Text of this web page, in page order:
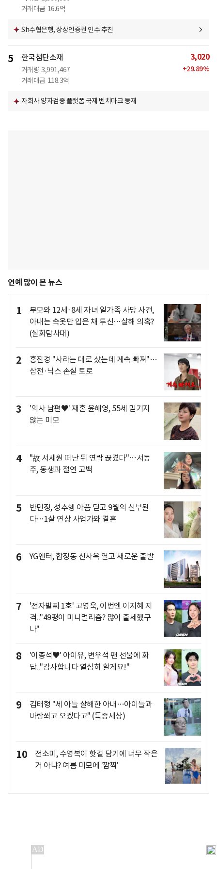
거래대금 16.6억
Sh수협은행, 상상인증권 인수 추진
5 한국첨단소재
거래량 3,991,467
거래대금 118.3억
3,020
+29.89%
자회사 양자검증 플랫폼 국제 벤치마크 등재
연예 많이 본 뉴스
1
부모와 12세·8세 자녀 일가족 사망 사건,
아내는 속옷만 입은 채 투신…살해 의혹?
(실화탐사대)
2
홍진경 "사라는 대로 샀는데 계속 빠져"…
삼전·닉스 손실 토로
3
'의사 남편♥' 재혼 윤해영, 55세 믿기지
않는 미모
4
"故 서세원 떠난 뒤 연락 끊겼다"…서동
주, 동생과 절연 고백
5
반민정, 성추행 아픔 딛고 9월의 신부된
다…1살 연상 사업가와 결혼
6 YG엔터, 합정동 신사옥 열고 새로운 출발
7
'전자발찌 1호' 고영욱, 이번엔 이지혜 저
격.."49평이 미니멀리즘? 많이 출세했구
나"
8
'이종석♥' 아이유, 변우석 팬 선물에 화
답.."감사합니다 열심히 할게요!"
9
김태형 "세 아들 살해한 아내…아이들과
바람쐬고 오겠다고" (특종세상)
10
전소미, 수영복이 핫걸 담기에 너무 작은
거 아냐? 여름 미모에 '깜짝'